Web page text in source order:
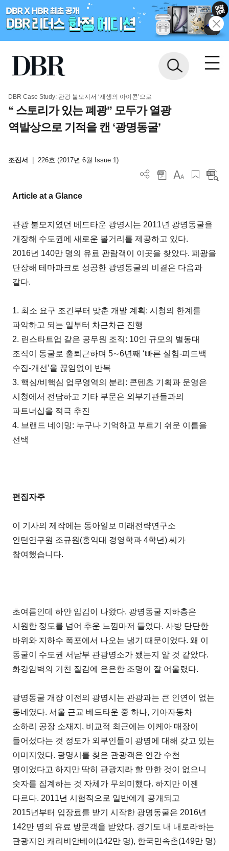
DBR Case Study: 관광 불모지서 ‘재생의 아이콘’으로
“ 스토리가 있는 폐광” 모두가 열광
역발상으로 기적을 캔 ‘광명동굴’
조진서 226호 (2017년 6월 Issue 1)
Article at a Glance
관광 불모지였던 베드타운 광명시는 2011년 광명동굴을
개장해 수도권에 새로운 볼거리를 제공하고 있다.
2016년 140만 명의 유료 관람객이 이곳을 찾았다. 폐광을
단장해 테마파크로 성공한 광명동굴의 비결은 다음과
같다.
1. 최소 요구 조건부터 맞춘 개발 계획: 시청의 한계를
파악하고 되는 일부터 차근차근 진행
2. 린스타트업 같은 공무원 조직: 10인 규모의 별동대
조직이 동굴로 출퇴근하며 5∼6년째 ‘빠른 실험-피드백
수집-개선’을 끊임없이 반복
3. 핵심/비핵심 업무영역의 분리: 콘텐츠 기획과 운영은
시청에서 전담하고 기타 부문은 외부기관들과의
파트너십을 적극 추진
4. 브랜드 네이밍: 누구나 기억하고 부르기 쉬운 이름을
선택
편집자주
이 기사의 제작에는 동아일보 미래전략연구소
인턴연구원 조규원(홍익대 경영학과 4학년) 씨가
참여했습니다.
초여름인데 하얀 입김이 나왔다. 광명동굴 지하층은
시원한 정도를 넘어 추운 느낌마저 들었다. 사방 단단한
바위와 지하수 폭포에서 나오는 냉기 때문이었다. 왜 이
동굴이 수도권 서남부 관광명소가 됐는지 알 것 같았다.
화강암벽의 거친 질감에 은은한 조명이 잘 어울렸다.
광명동굴 개장 이전의 광명시는 관광과는 큰 인연이 없는
동네였다. 서울 근교 베드타운 중 하나, 기아자동차
소하리 공장 소재지, 비교적 최근에는 이케아 매장이
들어섰다는 것 정도가 외부인들이 광명에 대해 갖고 있는
이미지였다. 광명시를 찾은 관광객은 연간 수천
명이었다고 하지만 딱히 관광지라 할 만한 것이 없으니
숫자를 집계하는 것 자체가 무의미했다. 하지만 이젠
다르다. 2011년 시험적으로 일반에게 공개되고
2015년부터 입장료를 받기 시작한 광명동굴은 2016년
142만 명의 유료 방문객을 받았다. 경기도 내 내로라하는
관광지인 캐리비안베이(142만 명), 한국민속촌(149만 명)